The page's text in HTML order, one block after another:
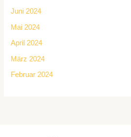
Juni 2024
Mai 2024
April 2024
März 2024
Februar 2024